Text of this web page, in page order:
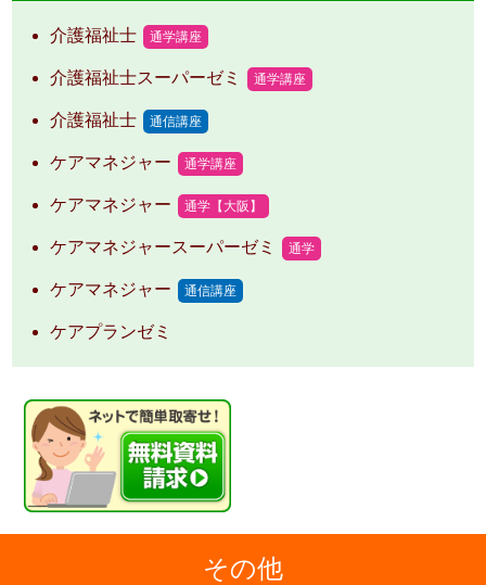
介護福祉士 通学講座
介護福祉士スーパーゼミ 通学講座
介護福祉士 通信講座
ケアマネジャー 通学講座
ケアマネジャー 通学【大阪】
ケアマネジャースーパーゼミ 通学
ケアマネジャー 通信講座
ケアプランゼミ
その他